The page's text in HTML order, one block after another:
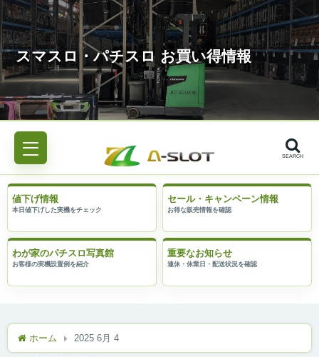
SEARCH
値下げ情報 セール・キャンペーン情報
わが家のパチスロ写真館 重要なお知らせ
ホーム 2025 6月 4